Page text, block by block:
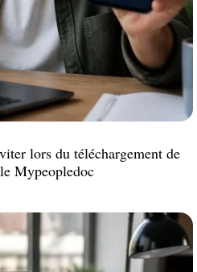
lors du téléchargement de
Mypeopledoc